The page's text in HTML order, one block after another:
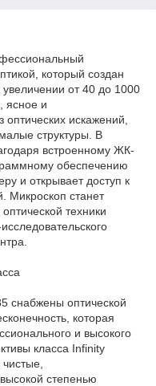
который создан
от 40 до 1000
ясное и
искажений,
структуры. В
встроенному ЖК-
обеспечению
и открывает доступ к
Микроскоп станет
техники
снабжены оптической
которая
и высокого
класса Infinity
степенью